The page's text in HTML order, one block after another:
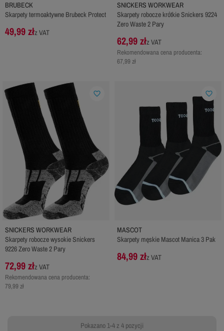
BRUBECK
Skarpety termoaktywne Brubeck Protect
49,99 złz VAT
SNICKERS WORKWEAR
Skarpety robocze krótkie Snickers 9224
Zero Waste 2 Pary
62,99 złz VAT
Rekomendowana cena producenta:
67,99 zł
SNICKERS WORKWEAR
Skarpety robocze wysokie Snickers
9226 Zero Waste 2 Pary
72,99 złz VAT
Rekomendowana cena producenta:
79,99 zł
favorite_border
MASCOT
Skarpety męskie Mascot Manica 3 Pak
84,99 złz VAT
favorite_border
Pokazano 1-4 z 4 pozycji